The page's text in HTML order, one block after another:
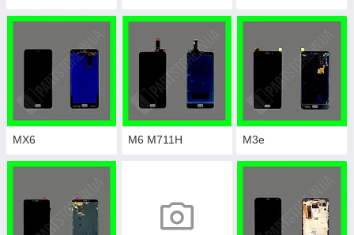
MX6 M6 M711H M3e